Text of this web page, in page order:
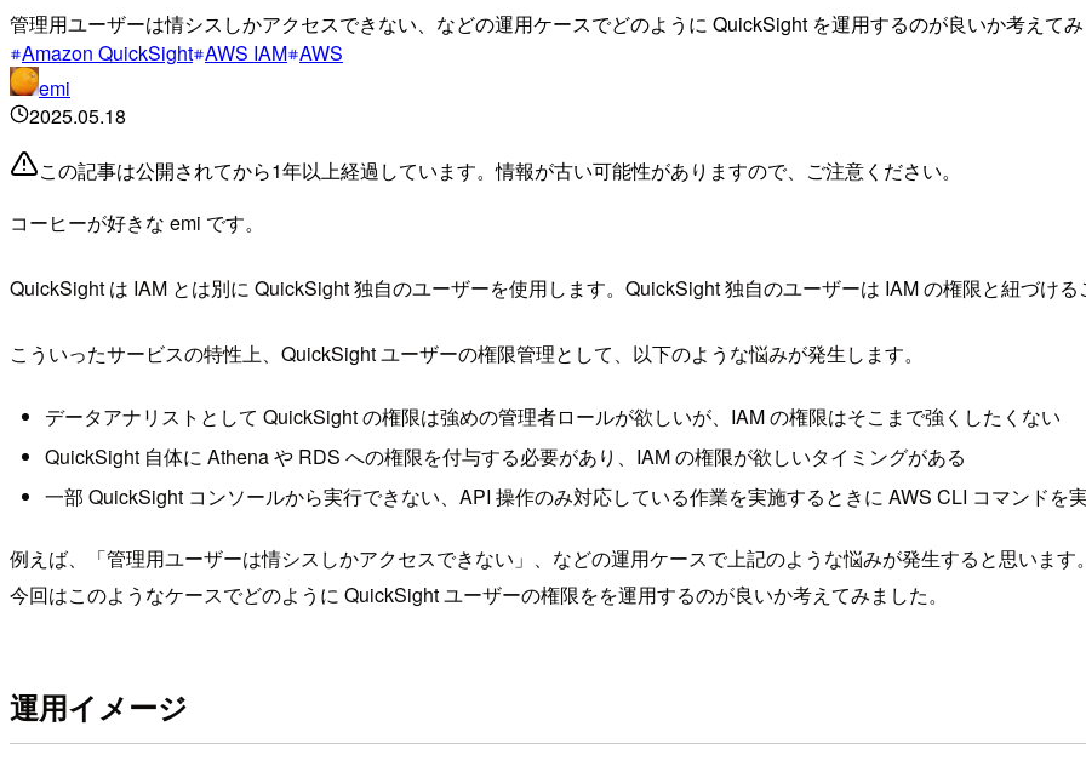
管理用ユーザーは情シスしかアクセスできない、などの運用ケースでどのように QuickSight を運用するのが良いか考えてみ
Amazon QuickSight AWS IAM AWS
emi
2025.05.18
この記事は公開されてから1年以上経過しています。情報が古い可能性がありますので、ご注意ください。
コーヒーが好きな emi です。
QuickSight は IAM とは別に QuickSight 独自のユーザーを使用します。QuickSight 独自のユーザーは IAM の権限と紐づける
こういったサービスの特性上、QuickSight ユーザーの権限管理として、以下のような悩みが発生します。
データアナリストとして QuickSight の権限は強めの管理者ロールが欲しいが、IAM の権限はそこまで強くしたくない
QuickSight 自体に Athena や RDS への権限を付与する必要があり、IAM の権限が欲しいタイミングがある
一部 QuickSight コンソールから実行できない、API 操作のみ対応している作業を実施するときに AWS CLI コマンドを
例えば、「管理用ユーザーは情シスしかアクセスできない」、などの運用ケースで上記のような悩みが発生すると思います。
今回はこのようなケースでどのように QuickSight ユーザーの権限をを運用するのが良いか考えてみました。
運用イメージ